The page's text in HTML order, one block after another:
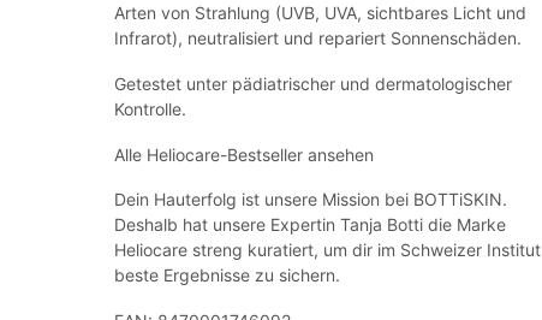
Arten von Strahlung (UVB, UVA, sichtbares Licht und
Infrarot), neutralisiert und repariert Sonnenschäden.
Getestet unter pädiatrischer und dermatologischer
Kontrolle.
Alle Heliocare-Bestseller ansehen
Dein Hauterfolg ist unsere Mission bei BOTTiSKIN.
Deshalb hat unsere Expertin Tanja Botti die Marke
Heliocare streng kuratiert, um dir im Schweizer Institut
beste Ergebnisse zu sichern.